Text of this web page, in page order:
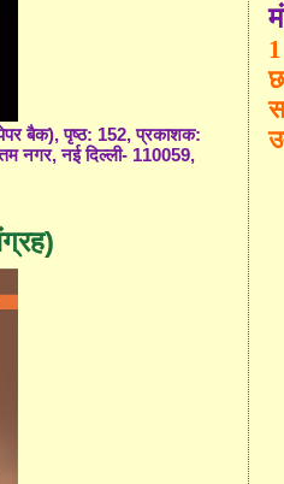
1
बैक), पृष्ठ: 152, प्रकाशक:
नगर, नई दिल्ली- 110059,